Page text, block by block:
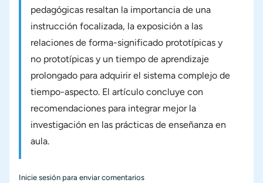
pedagógicas resaltan la importancia de una
instrucción focalizada, la exposición a las
relaciones de forma-significado prototípicas y
no prototípicas y un tiempo de aprendizaje
prolongado para adquirir el sistema complejo de
tiempo-aspecto. El artículo concluye con
recomendaciones para integrar mejor la
investigación en las prácticas de enseñanza en
aula.
Inicie sesión para enviar comentarios